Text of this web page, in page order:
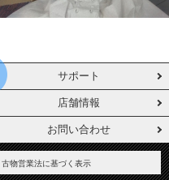
サポート
店舗情報
お問い合わせ
古物営業法に基づく表示